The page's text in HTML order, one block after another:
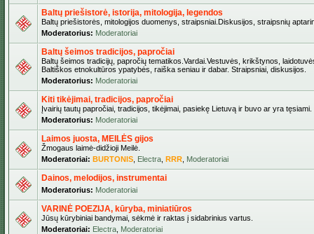
Baltų priešistorė, istorija, mitologija, legendos
Baltų priešistorės, mitologijos duomenys, straipsniai.Diskusijos, straipsnių
Moderatorius: Moderatoriai
Baltų šeimos tradicijos, papročiai
Baltų šeimos tradicijų, papročių tematikos.Vardai.Vestuvės, krikštynos,
Baltiškos etnokultūros ypatybės, raiška seniau ir dabar. Straipsniai, diskusijos.
Moderatorius: Moderatoriai
Kiti tikėjimai, tradicijos, papročiai
Įvairių tautų papročiai, tradicijos, tikėjimai, pasiekę Lietuvą ir buvo ar yra tęsiami.
Moderatorius: Moderatoriai
Laimos juosta, MEILĖS gijos
Žmogaus laimė-didžioji Meilė.
Moderatoriai: BURTONIS Electra RRR Moderatoriai
Dainos, melodijos, instrumentai
Moderatorius: Moderatoriai
VARINĖ POEZIJA, kūryba, miniatiūros
Jūsų kūrybiniai bandymai, sėkmė ir raktas į sidabrinius vartus.
Moderatoriai: Electra Moderatoriai